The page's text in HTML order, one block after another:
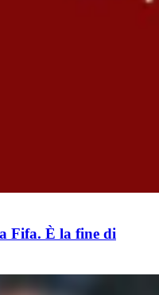
Fifa. È la fine di